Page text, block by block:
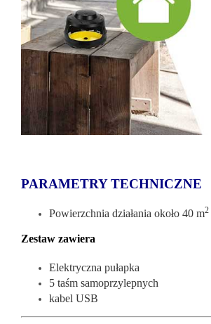
PARAMETRY TECHNICZNE
Powierzchnia działania około 40 m2
Zestaw zawiera
Elektryczna pułapka
5 taśm samoprzylepnych
kabel USB